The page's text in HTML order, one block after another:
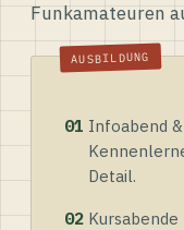
Funkamateuren
01 Infoabend
Detail.
02